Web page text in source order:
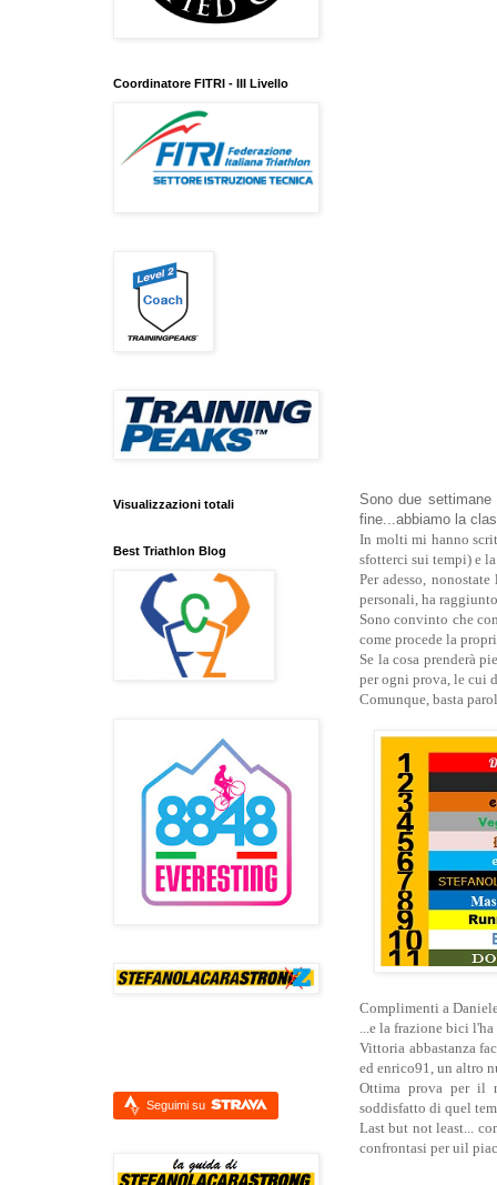
Sono due
fine...abbiamo la
In molti mi hanno
sfotterci sui tempi) e
Per adesso,
personali, ha
Sono convinto che
come procede la
Se la cosa prenderà
per ogni prova, le cui
Comunque, basta
Complimenti a
...e la frazione bici
Vittoria abbastanza
ed enrico91, un altro
Ottima prova per il
soddisfatto di quel
Last but not least...
confrontasi per uil
Coordinatore FITRI - III Livello
Visualizzazioni totali
Best Triathlon Blog
Seguimi su